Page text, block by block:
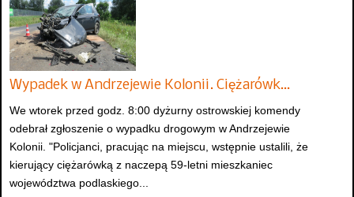
Wypadek w Andrzejewie Kolonii. Ciężarówk…
We wtorek przed godz. 8:00 dyżurny ostrowskiej komendy
odebrał zgłoszenie o wypadku drogowym w Andrzejewie
Kolonii. "Policjanci, pracując na miejscu, wstępnie ustalili, że
kierujący ciężarówką z naczepą 59-letni mieszkaniec
województwa podlaskiego...